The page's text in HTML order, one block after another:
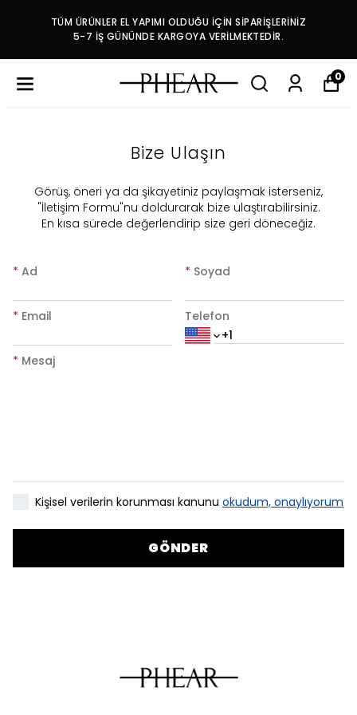
TÜM ÜRÜNLER EL YAPIMI OLDUĞU İÇİN SİPARİŞLERİNİZ
5-7 İŞ GÜNÜNDE KARGOYA VERİLMEKTEDİR.
0
Bize Ulaşın
​Görüş, öneri ya da şikayetiniz paylaşmak isterseniz,
"İletişim Formu"nu doldurarak bize ulaştırabilirsiniz.
En kısa sürede değerlendirip size geri döneceğiz.
* Ad * Soyad
* Email Telefon
* Mesaj
Kişisel verilerin korunması kanunu okudum, onaylıyorum
GÖNDER